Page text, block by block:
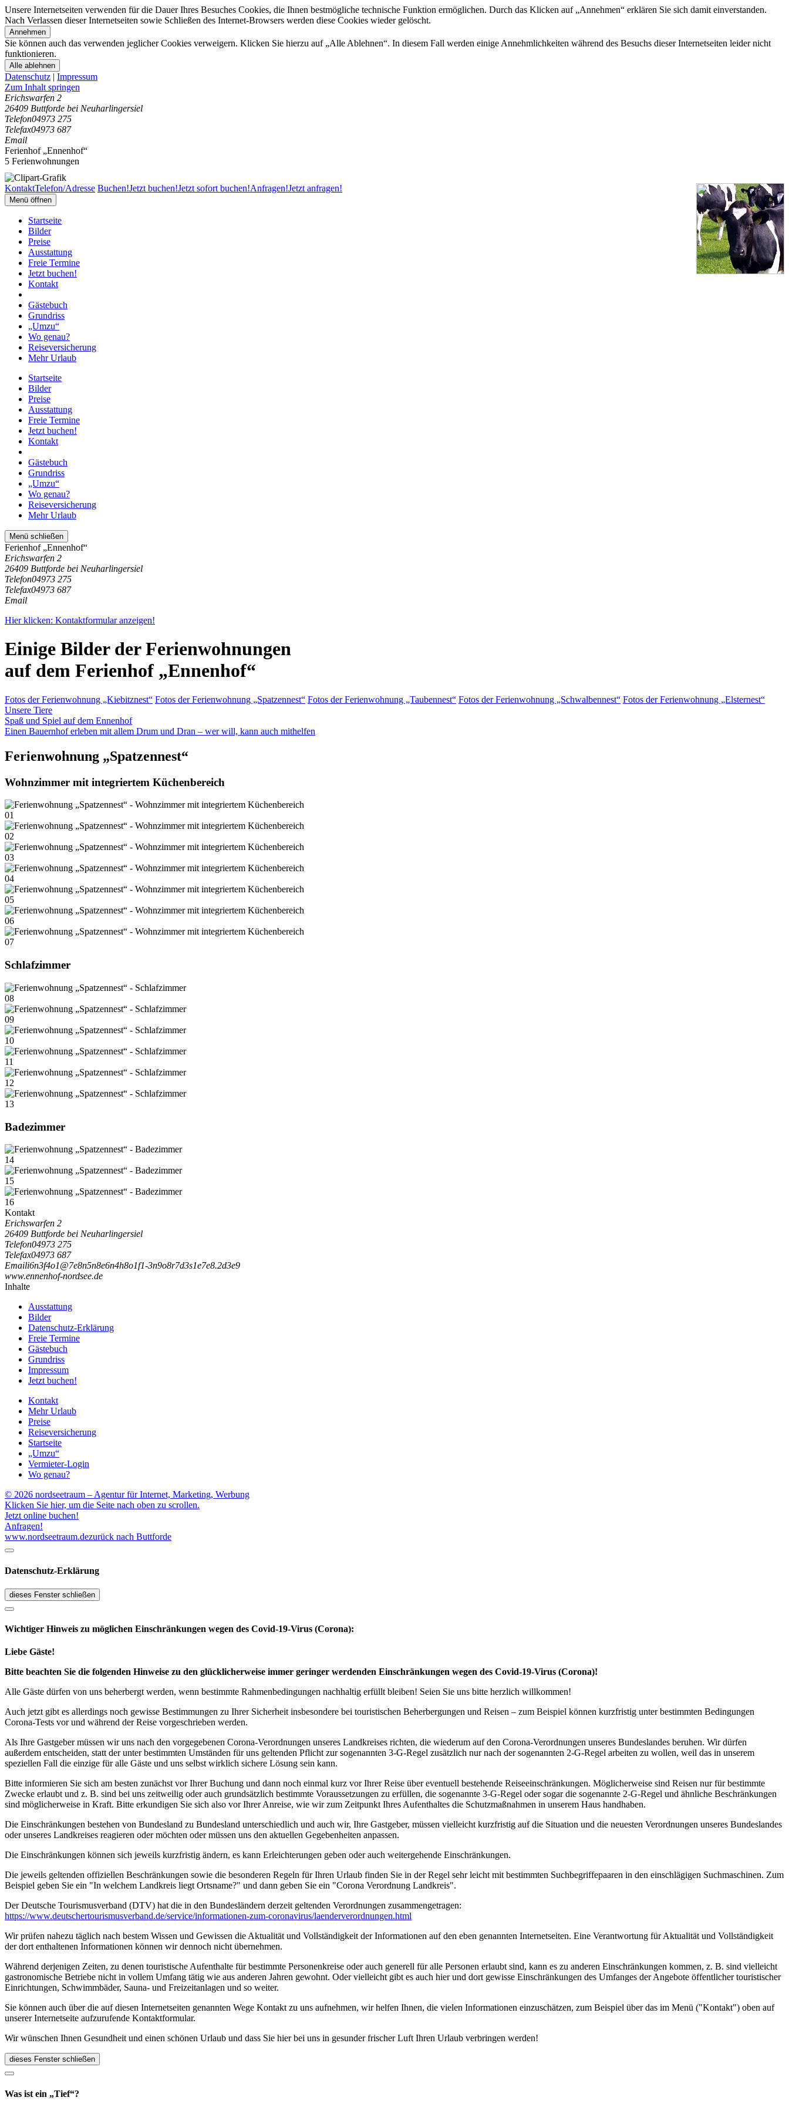
Unsere Internetseiten verwenden für die Dauer Ihres Besuches Cookies, die Ihnen bestmögliche technische Funktion ermöglichen. Durch das Klicken auf „Annehmen“ erklären Sie sich damit einverstanden.
Nach Verlassen dieser Internetseiten sowie Schließen des Internet-Browsers werden diese Cookies wieder gelöscht.
Annehmen
Sie können auch das verwenden jeglicher Cookies verweigern. Klicken Sie hierzu auf „Alle Ablehnen“. In diesem Fall werden einige Annehmlichkeiten während des Besuchs dieser Internetseiten leider nicht
funktionieren.
Alle ablehnen
Datenschutz | Impressum
Zum Inhalt springen
Erichswarfen 2
26409 Buttforde bei Neuharlingersiel
Telefon04973 275
Telefax04973 687
Email
Ferienhof „Ennenhof“
5 Ferienwohnungen
KontaktTelefon/Adresse Buchen!Jetzt buchen!Jetzt sofort buchen!Anfragen!Jetzt anfragen!
Menü öffnen
Startseite
Bilder
Preise
Ausstattung
Freie Termine
Jetzt buchen!
Kontakt
Gästebuch
Grundriss
„Umzu“
Wo genau?
Reiseversicherung
Mehr Urlaub
Startseite
Bilder
Preise
Ausstattung
Freie Termine
Jetzt buchen!
Kontakt
Gästebuch
Grundriss
„Umzu“
Wo genau?
Reiseversicherung
Mehr Urlaub
Menü schließen
Ferienhof „Ennenhof“
Erichswarfen 2
26409 Buttforde bei Neuharlingersiel
Telefon04973 275
Telefax04973 687
Email
Hier klicken: Kontaktformular anzeigen!
Einige Bilder der Ferienwohnungen
auf dem Ferienhof „Ennenhof“
Fotos der Ferienwohnung „Kiebitznest“ Fotos der Ferienwohnung „Spatzennest“ Fotos der Ferienwohnung „Taubennest“ Fotos der Ferienwohnung „Schwalbennest“ Fotos der Ferienwohnung „Elsternest“
Unsere Tiere
Spaß und Spiel auf dem Ennenhof
Einen Bauernhof erleben mit allem Drum und Dran – wer will, kann auch mithelfen
Ferienwohnung „Spatzennest“
Wohnzimmer mit integriertem Küchenbereich
01
02
03
04
05
06
07
Schlafzimmer
08
09
10
11
12
13
Badezimmer
14
15
16
Kontakt
Erichswarfen 2
26409 Buttforde bei Neuharlingersiel
Telefon04973 275
Telefax04973 687
Emaili6n3f4o1@7e8n5n8e6n4h8o1f1-3n9o8r7d3s1e7e8.2d3e9
www.ennenhof-nordsee.de
Inhalte
Ausstattung
Bilder
Datenschutz-Erklärung
Freie Termine
Gästebuch
Grundriss
Impressum
Jetzt buchen!
Kontakt
Mehr Urlaub
Preise
Reiseversicherung
Startseite
„Umzu“
Vermieter-Login
Wo genau?
© 2026 nordseetraum – Agentur für Internet, Marketing, Werbung
Klicken Sie hier, um die Seite nach oben zu scrollen.
Jetzt online buchen!
Anfragen!
www.nordseetraum.dezurück nach Buttforde
Datenschutz-Erklärung
dieses Fenster schließen
Wichtiger Hinweis zu möglichen Ein­schränk­ungen wegen des Covid-19-Virus (Corona):
Liebe Gäste!
Bitte beachten Sie die folgenden Hinweise zu den glücklicherweise immer geringer werdenden Einschränkungen wegen des Covid-19-Virus (Corona)!
Alle Gäste dürfen von uns beherbergt werden, wenn bestimmte Rahmenbedingungen nachhaltig erfüllt bleiben! Seien Sie uns bitte herzlich willkommen!
Auch jetzt gibt es allerdings noch gewisse Bestimmungen zu Ihrer Sicherheit insbesondere bei touristischen Beherbergungen und Reisen – zum Beispiel können kurzfristig unter bestimmten Bedingungen
Corona-Tests vor und während der Reise vorgeschrieben werden.
Als Ihre Gastgeber müssen wir uns nach den vorgegebenen Corona-Verordnungen unseres Landkreises richten, die wiederum auf den Corona-Verordnungen unseres Bundeslandes beruhen. Wir dürfen
außerdem entscheiden, statt der unter bestimmten Umständen für uns geltenden Pflicht zur sogenannten 3-G-Regel zusätzlich nur nach der sogenannten 2-G-Regel arbeiten zu wollen, weil das in unserem
speziellen Fall die einzige für alle Gäste und uns selbst wirklich sichere Lösung sein kann.
Bitte informieren Sie sich am besten zunächst vor Ihrer Buchung und dann noch einmal kurz vor Ihrer Reise über eventuell bestehende Reiseeinschränkungen. Möglicherweise sind Reisen nur für bestimmte
Zwecke erlaubt und z. B. sind bei uns zeitweilig oder auch grundsätzlich bestimmte Voraussetzungen zu erfüllen, die sogenannte 3-G-Regel oder sogar die sogenannte 2-G-Regel und ähnliche Beschränkungen
sind möglicherweise in Kraft. Bitte erkundigen Sie sich also vor Ihrer Anreise, wie wir zum Zeitpunkt Ihres Aufenthaltes die Schutzmaßnahmen in unserem Haus handhaben.
Die Einschränkungen bestehen von Bundesland zu Bundesland unterschiedlich und auch wir, Ihre Gastgeber, müssen vielleicht kurzfristig auf die Situation und die neuesten Verordnungen unseres Bundeslandes
oder unseres Landkreises reagieren oder möchten oder müssen uns den aktuellen Gegebenheiten anpassen.
Die Einschränkungen können sich jeweils kurzfristig ändern, es kann Erleichterungen geben oder auch weitergehende Einschränkungen.
Die jeweils geltenden offiziellen Beschränkungen sowie die besonderen Regeln für Ihren Urlaub finden Sie in der Regel sehr leicht mit bestimmten Suchbegriffepaaren in den einschlägigen Suchmaschinen. Zum
Beispiel geben Sie ein "In welchem Landkreis liegt Ortsname?" und dann geben Sie ein "Corona Verordnung Landkreis".
Der Deutsche Tourismusverband (DTV) hat die in den Bundesländern derzeit geltenden Verordnungen zusammengetragen:
https://www.deutscher­tourismusverband.de/­service/­informationen-zum-coronavirus/­laenderverordnungen.html
Wir prüfen nahezu täglich nach bestem Wissen und Gewissen die Aktualität und Vollständigkeit der Informationen auf den eben genannten Internetseiten. Eine Verantwortung für Aktualität und Vollständigkeit
der dort enthaltenen Informationen können wir dennoch nicht übernehmen.
Während derjenigen Zeiten, zu denen touristische Aufenthalte für bestimmte Personenkreise oder auch generell für alle Personen erlaubt sind, kann es zu anderen Einschränkungen kommen, z. B. sind vielleicht
gastronomische Betriebe nicht in vollem Umfang tätig wie aus anderen Jahren gewohnt. Oder vielleicht gibt es auch hier und dort gewisse Einschränkungen des Umfanges der Angebote öffentlicher touristischer
Einrichtungen, Schwimmbäder, Sauna- und Freizeitanlagen und so weiter.
Sie können auch über die auf diesen Internetseiten genannten Wege Kontakt zu uns aufnehmen, wir helfen Ihnen, die vielen Informationen einzuschätzen, zum Beispiel über das im Menü ("Kontakt") oben auf
unserer Internetseite aufzurufende Kontaktformular.
Wir wünschen Ihnen Gesundheit und einen schönen Urlaub und dass Sie hier bei uns in gesunder frischer Luft Ihren Urlaub verbringen werden!
dieses Fenster schließen
Was ist ein „Tief“?